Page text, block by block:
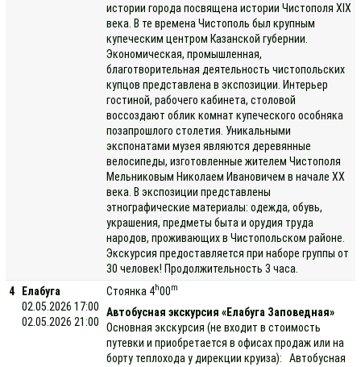
истории города посвящена истории Чистополя XIX
века. В те времена Чистополь был крупным
купеческим центром Казанской губернии.
Экономическая, промышленная,
благотворительная деятельность чистопольских
купцов представлена в экспозиции. Интерьер
гостиной, рабочего кабинета, столовой
воссоздают облик комнат купеческого особняка
позапрошлого столетия. Уникальными
экспонатами музея являются деревянные
велосипеды, изготовленные жителем Чистополя
Мельниковым Николаем Ивановичем в начале ХХ
века. В экспозиции представлены
этнографические материалы: одежда, обувь,
украшения, предметы быта и орудия труда
народов, проживающих в Чистопольском районе.
Экскурсия предоставляется при наборе группы от
30 человек! Продолжительность 3 часа.
4
Елабуга
02.05.2026 17:00
02.05.2026 21:00
Стоянка 4h00m
Автобусная экскурсия «Елабуга Заповедная»
Основная экскурсия (не входит в стоимость
путевки и приобретается в офисах продаж или на
борту теплохода у дирекции круиза): Автобусная